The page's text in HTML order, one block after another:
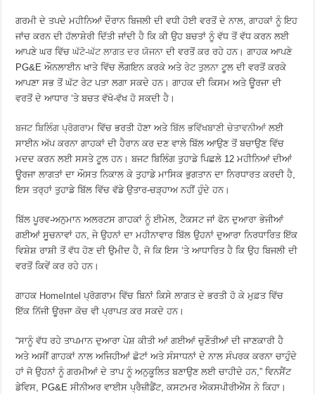
ਗਰਮੀ ਦੇ ਤਪਦੇ ਮਹੀਨਿਆਂ ਦੌਰਾਨ ਬਿਜਲੀ ਦੀ ਵਧੀ ਹੋਈ ਵਰਤੋਂ ਦੇ ਨਾਲ, ਗਾਹਕਾਂ ਨੂੰ ਇਹ
ਜਾਂਚ ਕਰਨ ਦੀ ਹੱਲਾਸ਼ੇਰੀ ਦਿੱਤੀ ਜਾਂਦੀ ਹੈ ਕਿ ਕੀ ਉਹ ਬਚਤਾਂ ਨੂੰ ਵੱਧ ਤੋਂ ਵੱਧ ਕਰਨ ਲਈ
ਆਪਣੇ ਘਰ ਵਿੱਚਘੱਟੋ-ਘੱਟ ਲਾਗਤ ਦਰ ਯੋਜਨਾ ਦੀ ਵਰਤੋਂ ਕਰ ਰਹੇ ਹਨ। ਗਾਹਕ ਆਪਣੇ
PG&E ਔਨਲਾਈਨ ਖਾਤੇ ਵਿੱਚ ਲੌਗਇਨ ਕਰਕੇ ਅਤੇਰੇਟ ਤੁਲਨਾ ਟੂਲ ਦੀ ਵਰਤੋਂ ਕਰਕੇ
ਆਪਣਾ ਸਭ ਤੋਂ ਘੱਟ ਰੇਟ ਪਤਾ ਲਗਾ ਸਕਦੇ ਹਨ। ਗਾਹਕ ਦੀ ਕਿਸਮ ਅਤੇ ਊਰਜਾ ਦੀ
ਵਰਤੋਂ ਦੇ ਆਧਾਰ ‘ਤੇ ਬਚਤ ਵੱਖੋ-ਵੱਖ ਹੋ ਸਕਦੀ ਹੈ।
ਬਜਟ ਬਿਲਿੰਗ ਪ੍ਰੋਗਰਾਮ ਵਿੱਚ ਭਰਤੀ ਹੋਣਾ ਅਤੇਬਿੱਲ ਭਵਿੱਖਬਾਣੀ ਚੇਤਾਵਨੀਆਂਲਈ
ਸਾਈਨ ਅੱਪ ਕਰਨਾ ਗਾਹਕਾਂ ਦੀ ਹੈਰਾਨ ਕਰ ਦਣ ਵਾਲੇ ਬਿੱਲ ਆਉਣ ਤੋਂ ਬਚਾਉਣ ਵਿੱਚ
ਮਦਦ ਕਰਨ ਲਈ ਸਸਤੇ ਟੂਲ ਹਨ। ਬਜਟ ਬਿਲਿੰਗ ਤੁਹਾਡੇ ਪਿਛਲੇ 12 ਮਹੀਨਿਆਂ ਦੀਆਂ
ਊਰਜਾ ਲਾਗਤਾਂ ਦਾ ਔਸਤ ਨਿਕਾਲ ਕੇ ਤੁਹਾਡੇ ਮਾਸਿਕ ਭੁਗਤਾਨ ਦਾ ਨਿਰਧਾਰਤ ਕਰਦੀ ਹੈ,
ਇਸ ਤਰ੍ਹਾਂ ਤੁਹਾਡੇ ਬਿੱਲ ਵਿੱਚ ਵੱਡੇ ਉਤਾਰ-ਚੜ੍ਹਾਅ ਨਹੀਂ ਹੁੰਦੇ ਹਨ।
ਬਿੱਲ ਪੂਰਵ-ਅਨੁਮਾਨ ਅਲਰਟਸ ਗਾਹਕਾਂ ਨੂੰ ਈਮੇਲ, ਟੈਕਸਟ ਜਾਂ ਫੋਨ ਦੁਆਰਾ ਭੇਜੀਆਂ
ਗਈਆਂ ਸੂਚਨਾਵਾਂ ਹਨ, ਜੇ ਉਹਨਾਂ ਦਾ ਮਹੀਨਾਵਾਰ ਬਿੱਲ ਉਹਨਾਂ ਦੁਆਰਾ ਨਿਰਧਾਰਿਤ ਇੱਕ
ਵਿਸ਼ੇਸ਼ ਰਾਸ਼ੀ ਤੋਂ ਵੱਧ ਹੋਣ ਦੀ ਉਮੀਦ ਹੈ, ਜੋ ਕਿ ਇਸ ‘ਤੇ ਆਧਾਰਿਤ ਹੈ ਕਿ ਉਹ ਬਿਜਲੀ ਦੀ
ਵਰਤੋਂ ਕਿਵੇਂ ਕਰ ਰਹੇ ਹਨ।
ਗਾਹਕ HomeIntel ਪ੍ਰੋਗਰਾਮ ਵਿੱਚ ਬਿਨਾਂ ਕਿਸੇ ਲਾਗਤ ਦੇ ਭਰਤੀ ਹੋ ਕੇ ਮੁਫ਼ਤ ਵਿੱਚ
ਇੱਕ ਨਿੱਜੀ ਊਰਜਾ ਕੋਚ ਵੀ ਪ੍ਰਾਪਤ ਕਰ ਸਕਦੇ ਹਨ।
“ਸਾਨੂੰ ਵੱਧ ਰਹੇ ਤਾਪਮਾਨ ਦੁਆਰਾ ਪੇਸ਼ ਕੀਤੀ ਆਂ ਗਈਆਂ ਚੁਣੌਤੀਆਂ ਦੀ ਜਾਣਕਾਰੀ ਹੈ
ਅਤੇ ਅਸੀਂ ਗਾਹਕਾਂ ਨਾਲ ਅਜਿਹੀਆਂ ਛੋਟਾਂ ਅਤੇ ਸੰਸਾਧਨਾਂ ਦੇ ਨਾਲ ਸੰਪਰਕ ਕਰਨਾ ਚਾਹੁੰਦੇ
ਹਾਂ ਜੋ ਉਹਨਾਂ ਨੂੰ ਗਰਮੀਆਂ ਦੇ ਤਾਪ ਨੂੰ ਅਨੁਕੂਲਿਤ ਬਣਾਉਣ ਲਈ ਚਾਹੀਦੇ ਹਨ,” ਵਿਨਸੈਂਟ
ਡੇਵਿਸ, PG&E ਸੀਨੀਅਰ ਵਾਈਸ ਪ੍ਰੈਜ਼ੀਡੈਂਟ, ਕਸਟਮਰ ਐਕਸਪੀਰੀਐਂਸ ਨੇ ਕਿਹਾ।